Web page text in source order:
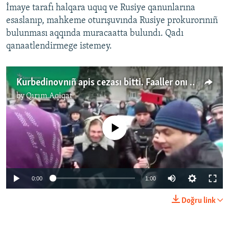
İmaye tarafı halqara uquq ve Rusiye qanunlarına
esaslanıp, mahkeme oturışuvında Rusiye prokurorınıñ
bulunması aqqında muracaatta bulundı. Qadı
qanaatlendirmege istemey.
Kurbedinovnıñ apis cezası bitti. Faaller onı ava kürreleri ve ediyelernen qarşıladılar (video)
byQırım.Aqiqat
No media source currently available
0:00 1:00
Doğru link